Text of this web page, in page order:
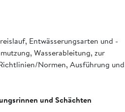
Entwässerungsarten und -
Wasserableitung, zur
Normen, Ausführung und
und Schächten